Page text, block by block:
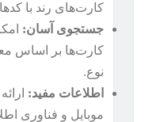
کارت‌های رند با کدهای مختلف ۰۹۱۲
جستجوی آسان:
کارت‌ها بر اساس
نوع.
اطلاعات مفید:
موبایل و فناوری